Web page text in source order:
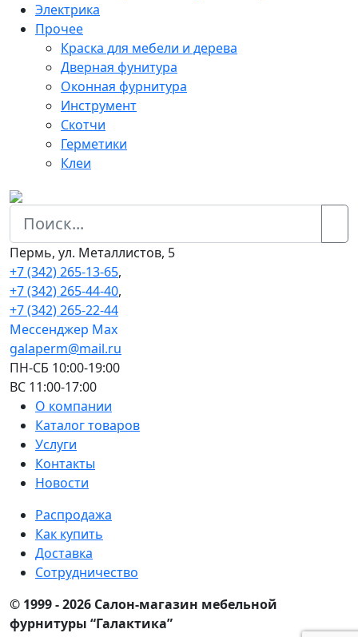
Электрика
Прочее
Краска для мебели и дерева
Дверная фунитура
Оконная фурнитура
Инструмент
Скотчи
Герметики
Клеи
Пермь, ул. Металлистов, 5
+7 (342) 265-13-65,
+7 (342) 265-44-40,
+7 (342) 265-22-44
Мессенджер Мах
galaperm@mail.ru
ПН-СБ 10:00-19:00
ВС 11:00-17:00
О компании
Каталог товаров
Услуги
Контакты
Новости
Распродажа
Как купить
Доставка
Сотрудничество
© 1999 - 2026 Салон-магазин мебельной
фурнитуры “Галактика”